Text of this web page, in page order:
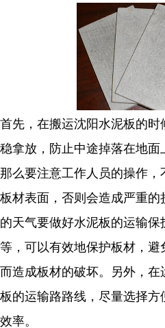
首先，在搬运沈阳水泥板的
稳拿放，防止中途掉落在地面
那么要注意工作人员的操作
板材表面，否则会造成严重
的天气要做好水泥板的运输
等，可以有效地保护板材，
而造成板材的破坏。另外，
板的运输路路线，尽量选择
效率。